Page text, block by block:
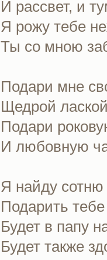
И рассвет, и
Я рожу тебе
Ты со мною
Подари мне
Щедрой
Подари
И любовную
Я найду
Подарить
Будет в папу
Будет также